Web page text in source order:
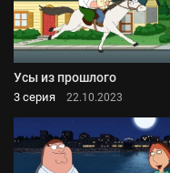
Усы из прошлого
3 серия 22.10.2023